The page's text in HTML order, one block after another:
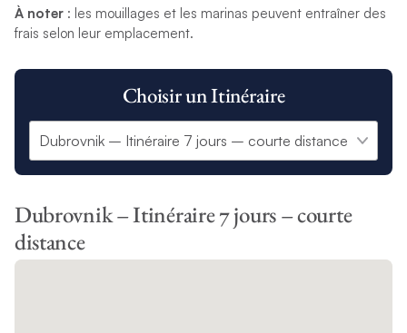
À noter: les mouillages et les marinas peuvent entraîner des
frais selon leur emplacement.
Choisir un Itinéraire
Dubrovnik – Itinéraire 7 jours – courte
distance